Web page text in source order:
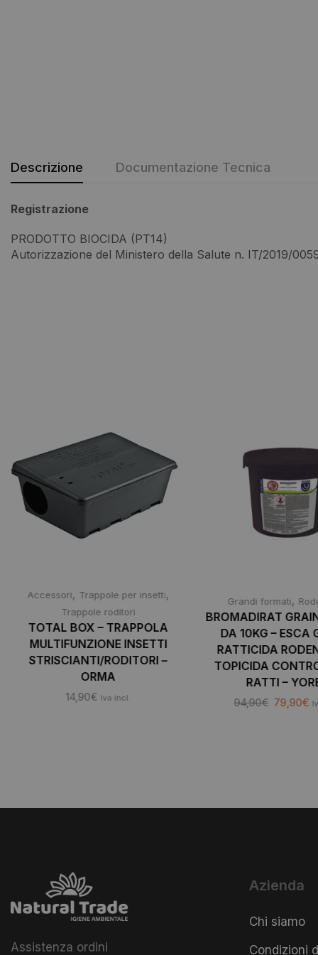
Descrizione Documentazione Tecnica
Registrazione
PRODOTTO BIOCIDA (PT14)
Autorizzazione del Ministero della Salute n. IT/2019/
Accessori, Trappole per insetti,
Trappole roditori
TOTAL BOX – TRAPPOLA
MULTIFUNZIONE INSETTI
STRISCIANTI/RODITORI –
ORMA
14,90€ Iva incl.
Grandi formati,
BROMADIRAT
DA 10KG – ESCA
RATTICIDA
TOPICIDA
RATTI –
94,90€ 79,90€
Assistenza ordini
Azienda
Chi siamo
Condizioni